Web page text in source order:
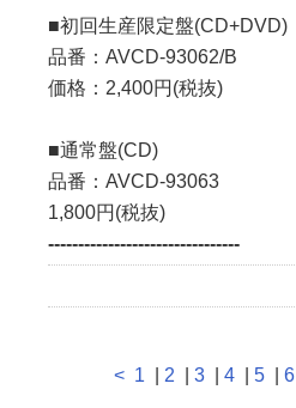
■初回生産限定盤(CD+DVD)
品番：AVCD-93062/B
価格：2,400円(税抜)
■通常盤(CD)
品番：AVCD-93063
1,800円(税抜)
--------------------------------
< 1 | 2 | 3 | 4 | 5 | 6